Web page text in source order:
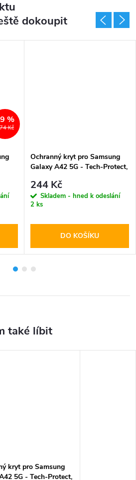
dokoupit
Kč
%
Ochranný kryt pro Samsung
Galaxy A42 5G - Tech-Protect,
244 Kč
Skladem - hned k odeslání
2 ks
DO KOŠÍKU
kryt pro Samsung
5G - Tech-Protect,